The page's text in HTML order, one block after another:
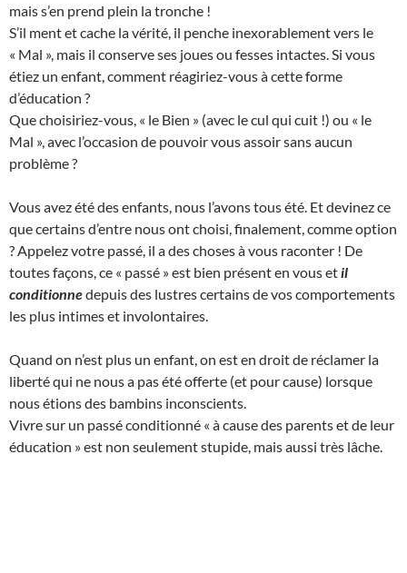
mais s’en prend plein la tronche !
S’il ment et cache la vérité, il penche inexorablement vers le
« Mal », mais il conserve ses joues ou fesses intactes. Si vous
étiez un enfant, comment réagiriez-vous à cette forme
d’éducation ?
Que choisiriez-vous, « le Bien » (avec le cul qui cuit !) ou « le
Mal », avec l’occasion de pouvoir vous assoir sans aucun
problème ?
Vous avez été des enfants, nous l’avons tous été. Et devinez ce
que certains d’entre nous ont choisi, finalement, comme option
? Appelez votre passé, il a des choses à vous raconter ! De
toutes façons, ce « passé » est bien présent en vous et il
conditionnedepuis des lustres certains de vos comportements
les plus intimes et involontaires.
Quand on n’est plus un enfant, on est en droit de réclamer la
liberté qui ne nous a pas été offerte (et pour cause) lorsque
nous étions des bambins inconscients.
Vivre sur un passé conditionné « à cause des parents et de leur
éducation » est non seulement stupide, mais aussi très lâche.